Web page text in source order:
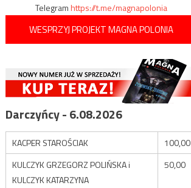
Telegramhttps://t.me/magnapolonia
WESPRZYJ PROJEKT MAGNA POLONIA
Darczyńcy - 6.08.2026
KACPER STAROŚCIAK
100,00
KULCZYK GRZEGORZ POLIŃSKA i
KULCZYK KATARZYNA
50,00